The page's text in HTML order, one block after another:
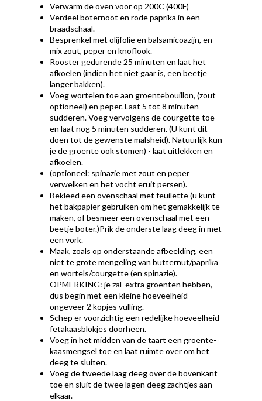
Verwarm de oven voor op 200C (400F)
Verdeel boternoot en rode paprika in een
braadschaal.
Besprenkel met olijfolie en balsamicoazijn, en
mix zout, peper en knoflook.
Rooster gedurende 25 minuten en laat het
afkoelen (indien het niet gaar is, een beetje
langer bakken).
Voeg wortelen toe aan groentebouillon, (zout
optioneel) en peper. Laat 5 tot 8 minuten
sudderen. Voeg vervolgens de courgette toe
en laat nog 5 minuten sudderen. (U kunt dit
doen tot de gewenste malsheid). Natuurlijk kun
je de groente ook stomen) - laat uitlekken en
afkoelen.
(optioneel: spinazie met zout en peper
verwelken en het vocht eruit persen).
Bekleed een ovenschaal met feuilette (u kunt
het bakpapier gebruiken om het gemakkelijk te
maken, of besmeer een ovenschaal met een
beetje boter.)Prik de onderste laag deeg in met
een vork.
Maak, zoals op onderstaande afbeelding, een
niet te grote mengeling van butternut/paprika
en wortels/courgette (en spinazie).
OPMERKING: je zal extra groenten hebben,
dus begin met een kleine hoeveelheid -
ongeveer 2 kopjes vulling.
Schep er voorzichtig een redelijke hoeveelheid
fetakaasblokjes doorheen.
Voeg in het midden van de taart een groente-
kaasmengsel toe en laat ruimte over om het
deeg te sluiten.
Voeg de tweede laag deeg over de bovenkant
toe en sluit de twee lagen deeg zachtjes aan
elkaar.